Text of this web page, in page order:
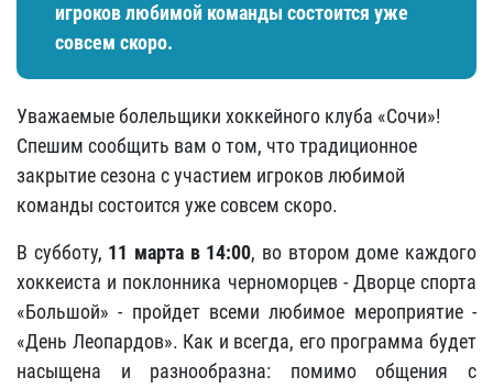
игроков любимой команды состоится уже
совсем скоро.
Уважаемые болельщики хоккейного клуба «Сочи»!
Спешим сообщить вам о том, что традиционное
закрытие сезона с участием игроков любимой
команды состоится уже совсем скоро.
В субботу, 11 марта в 14:00, во втором доме каждого
хоккеиста и поклонника черноморцев - Дворце спорта
«Большой» - пройдет всеми любимое мероприятие -
«День Леопардов». Как и всегда, его программа будет
насыщена и разнообразна: помимо общения с